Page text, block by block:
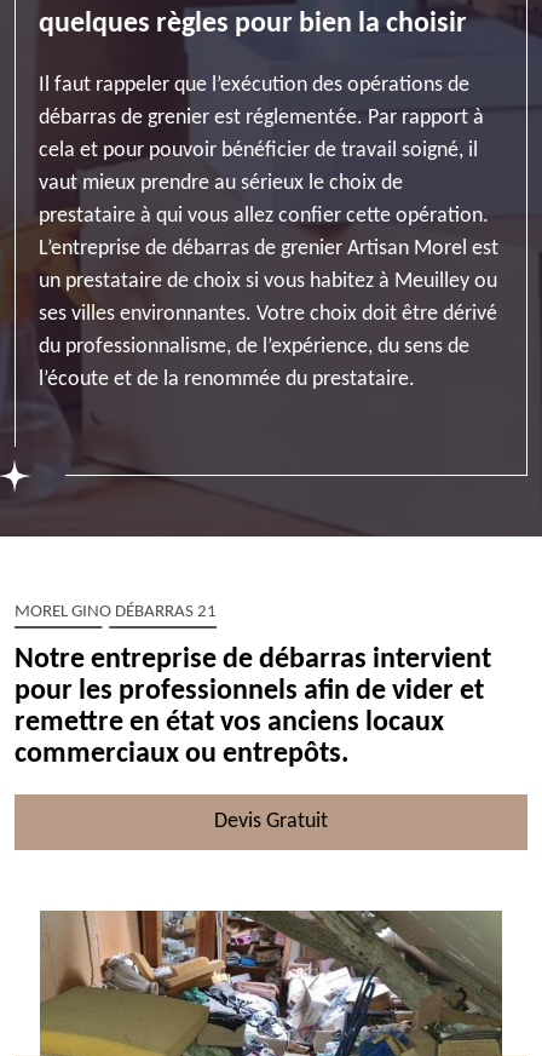
quelques règles pour bien la choisir
Il faut rappeler que l’exécution des opérations de
débarras de grenier est réglementée. Par rapport à
cela et pour pouvoir bénéficier de travail soigné, il
vaut mieux prendre au sérieux le choix de
prestataire à qui vous allez confier cette opération.
L’entreprise de débarras de grenier Artisan Morel est
un prestataire de choix si vous habitez à Meuilley ou
ses villes environnantes. Votre choix doit être dérivé
du professionnalisme, de l’expérience, du sens de
l’écoute et de la renommée du prestataire.
MOREL GINO DÉBARRAS 21
Notre entreprise de débarras intervient
pour les professionnels afin de vider et
remettre en état vos anciens locaux
commerciaux ou entrepôts.
Devis Gratuit